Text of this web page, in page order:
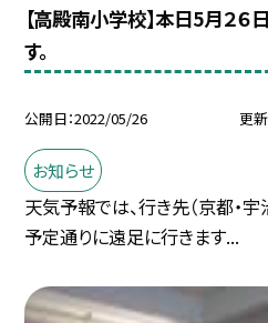
【高殿南小学校】本日5月２６
す。
公開日 2022/05/26 更
お知らせ
天気予報では、行き先（京都・宇
予定通りに遠足に行きます...